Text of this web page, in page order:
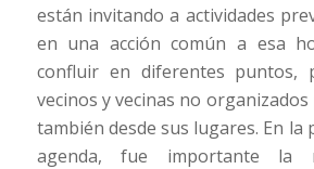
están invitando a actividades
en una acción común a esa
confluir en diferentes puntos,
vecinos y vecinas no
también desde sus lugares. En la
agenda, fue importante la